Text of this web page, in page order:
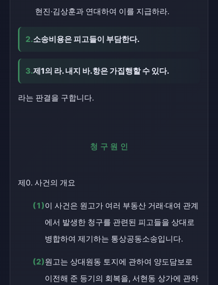
현진·김상훈과 연대하여 이를 지급하라.
2.소송비용은 피고들이 부담한다.
3.제1의 라. 내지 바.항은 가집행할 수 있다.
라는 판결을 구합니다.
청구원인
제0. 사건의 개요
(1)이 사건은 원고가 여러 부동산 거래·대여 관계
에서 발생한 청구를 관련된 피고들을 상대로
병합하여 제기하는 통상공동소송입니다.
(2)원고는 상대원동 토지에 관하여 양도담보로
이전해 준 등기의 회복을, 서현동 상가에 관하